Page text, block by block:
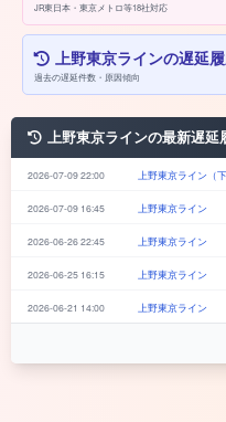
JR東日本・東京メトロ等18社対応
上野東京ラインの遅延
過去の遅延件数・原因傾向
上野東京ラインの最新遅延
2026-07-09 22:00 上野東京ライン（下
2026-07-09 16:45 上野東京ライン
2026-06-26 22:45 上野東京ライン
2026-06-25 16:15 上野東京ライン
2026-06-21 14:00 上野東京ライン